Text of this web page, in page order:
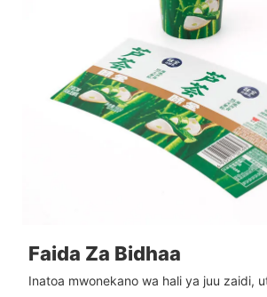
Faida Za Bidhaa
Inatoa mwonekano wa hali ya juu zaidi,